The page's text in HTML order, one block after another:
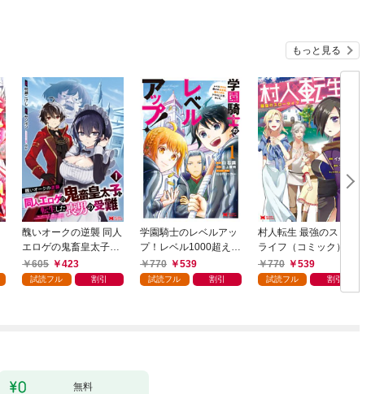
もっと見る
醜いオークの逆襲 同人
エロゲの鬼畜皇太子に
転生した喪男の受難
（コミック） 1
605 423
試読フル 割引
学園騎士のレベルアッ
プ！レベル1000超えの
転生者、落ちこぼれク
ラスに入学。そして、
770 539
試読フル 割引
村人転生 最強のスロー
ライフ（コミック） 1
770
539
試読フル 割引
無料